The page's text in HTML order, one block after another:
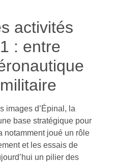
activités
: entre
images d’Épinal, la
base stratégique pour
notamment joué un rôle
et les essais de
un pilier des